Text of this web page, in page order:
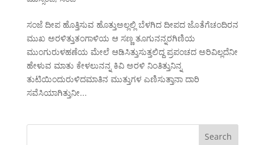
ಸಂಜೆ ದೀಪ ಹೊತ್ತಿಸುವ ಹೊತ್ತುಅಲ್ಲಲ್ಲಿ ಬೆಳಗಿದ ದೀಪದ ಜೊತೆಗೆಚಂದಿರನ
ಮುಖ ಅರಳಿತ್ತುತಂಗಾಳಿಯ ಆ ಸಣ್ಣ ತೂಗುನನ್ನರಗಿಣಿಯ
ಮುಂಗುರುಳಹಣೆಯ ಮೇಲೆ ಆಡಿಸಿತ್ತುಸುತ್ತಲಿದ್ದ ಪ್ರಪಂಚದ ಅರಿವಿಲ್ಲದೆನೀ
ಹೇಳುವ ಮಾತು ಕೇಳಲುನನ್ನ ಕಿವಿ ಅರಳಿ ನಿಂತಿತ್ತುನಿನ್ನ
ತುಟಿಯಿಂದುರುಳಿದಮಾತಿನ ಮುತ್ತುಗಳ ಎಣಿಸುತ್ತಾನಾ ದಾರಿ
ಸವೆಸಿಯಾಗಿತ್ತುನೀ...